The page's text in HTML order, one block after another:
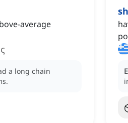
average
a long chain